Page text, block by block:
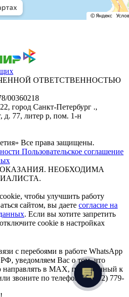
ОТВЕТСТВЕННОСТЬЮ
00360218
город Санкт-Петербург .,
д. 77, литер р, пом. 1-н
Все права защищены.
Пользовательское соглашение
НЕОБХОДИМА
чтобы улучшить работу
сайтом, вы даете согласие на
. Если вы хотите запретить
cookie в настройках
с перебоями в работе WhatsApp
уведомляем Вас о том, что
в MAX, привязанный к
звоните по телефону 8 (812) 779-